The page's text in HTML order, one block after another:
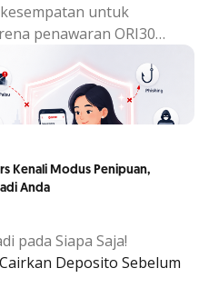
untuk
penawaran ORI30
Kenali Modus Penipuan,
Anda
pada Siapa Saja!